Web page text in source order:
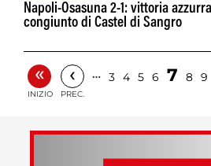
Napoli-Osasuna 2-1: vittoria
congiunto di Castel di Sangro
«
INIZIO
‹
PREC.
… 3 4 5 6 7 8 9